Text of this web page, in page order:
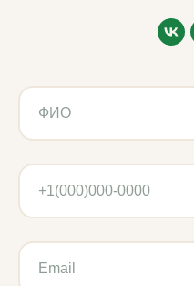
Политика обработки данных